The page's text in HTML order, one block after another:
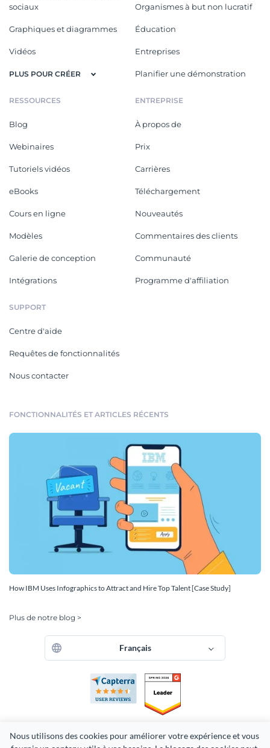
Nous utilisons des cookies pour améliorer votre expérience et vous
sociaux
Graphiques et diagrammes
Vidéos
PLUS POUR CRÉER
Organismes à but non lucratif
Éducation
Entreprises
Planifier une démonstration
RESSOURCES
Blog
Webinaires
Tutoriels vidéos
eBooks
Cours en ligne
Modèles
Galerie de conception
Intégrations
ENTREPRISE
À propos de
Prix
Carrières
Téléchargement
Nouveautés
Commentaires des clients
Communauté
Programme d'affiliation
SUPPORT
Centre d'aide
Requêtes de fonctionnalités
Nous contacter
FONCTIONNALITÉS ET ARTICLES RÉCENTS
How IBM Uses Infographics to Attract and Hire Top Talent [Case Study]
Plus de notre blog >
Français